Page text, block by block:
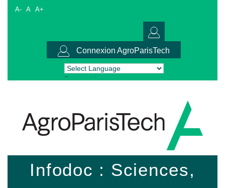
A- A A+
Connexion AgroParisTech
Powered by Translate
Infodoc : Sciences,